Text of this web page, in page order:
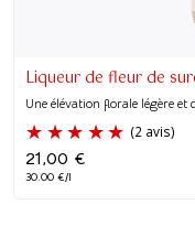
Liqueur de fleur de
Une élévation florale légère et
21,00 €
30.00 €/l